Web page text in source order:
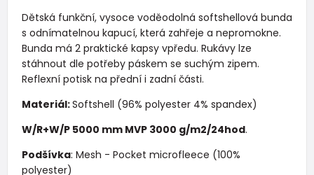
Dětská funkční, vysoce voděodolná softshellová bunda
s odnímatelnou kapucí, která zahřeje a nepromokne.
Bunda má 2 praktické kapsy vpředu. Rukávy lze
stáhnout dle potřeby páskem se suchým zipem.
Reflexní potisk na přední i zadní části.
Materiál:Softshell (96% polyester 4% spandex)
W/R+W/P 5000 mm MVP 3000 g/m2/24hod.
Podšívka: Mesh - Pocket microfleece (100%
polyester)